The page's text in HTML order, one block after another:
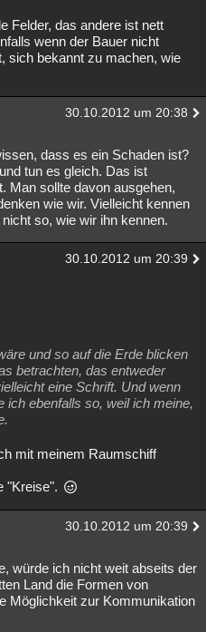
Felder, das andere ist nett
wenn der Bauer nicht
sich bekannt zu machen, wie
30.10.2012 um 20:38
dass es ein Schaden ist?
tun es gleich. Das ist
Man sollte davon ausgehen,
wie wir. Vielleicht kennen
so, wie wir ihn kennen.
30.10.2012 um 20:39
und so auf die Erde blicken
betrachten, das entweder
eine Schrift. Und wenn
ich ebenfalls so, weil ich meine,
mit meinem Raumschiff
"Kreise".
30.10.2012 um 20:39
würde ich nicht weit abseits der
Land die Formen von
Möglichkeit zur Kommunikation